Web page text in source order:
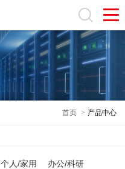
首页 > 产品中心
个人/家用
办公/科研